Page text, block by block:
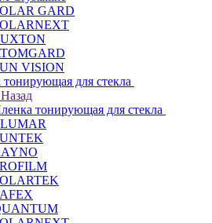
GARD
VISION
для стекла
Назад
тонирующая для стекла